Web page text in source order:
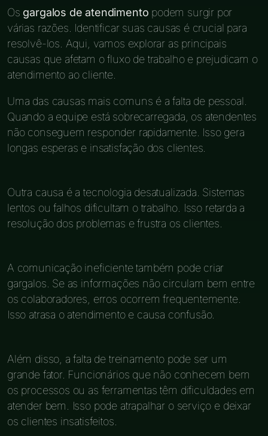
Os gargalos de atendimento podem surgir por
várias razões. Identificar suas causas é crucial para
resolvê-los. Aqui, vamos explorar as principais
causas que afetam o fluxo de trabalho e prejudicam o
atendimento ao cliente.
Uma das causas mais comuns é a falta de pessoal.
Quando a equipe está sobrecarregada, os atendentes
não conseguem responder rapidamente. Isso gera
longas esperas e insatisfação dos clientes.
Outra causa é a tecnologia desatualizada. Sistemas
lentos ou falhos dificultam o trabalho. Isso retarda a
resolução dos problemas e frustra os clientes.
A comunicação ineficiente também pode criar
gargalos. Se as informações não circulam bem entre
os colaboradores, erros ocorrem frequentemente.
Isso atrasa o atendimento e causa confusão.
Além disso, a falta de treinamento pode ser um
grande fator. Funcionários que não conhecem bem
os processos ou as ferramentas têm dificuldades em
atender bem. Isso pode atrapalhar o serviço e deixar
os clientes insatisfeitos.